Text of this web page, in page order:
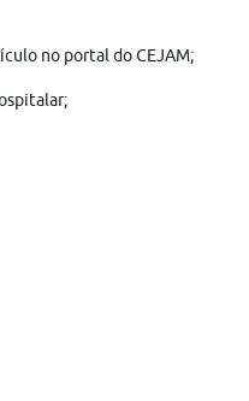
no portal do CEJAM;